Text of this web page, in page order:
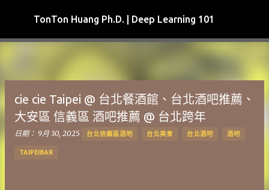
跳到主要內容
TonTon Huang Ph.D. | Deep Learning 101
cie cie Taipei @ 台北餐酒館、台北酒吧推薦、
大安區 信義區 酒吧推薦 @ 台北跨年
日期： 9月 30, 2025 台北信義區酒吧 台北美食 台北酒吧 酒吧
TAIPEIBAR